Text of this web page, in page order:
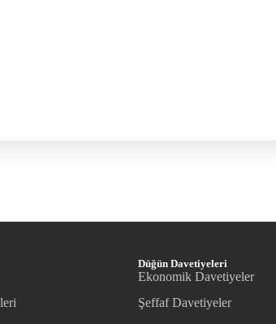
Düğün Davetiyeleri
Ekonomik Davetiyeler
Şeffaf Davetiyeler